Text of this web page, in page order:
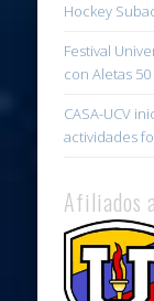
Hockey
Festival
con Aletas
CASA-UCV
actividades
Afiliados